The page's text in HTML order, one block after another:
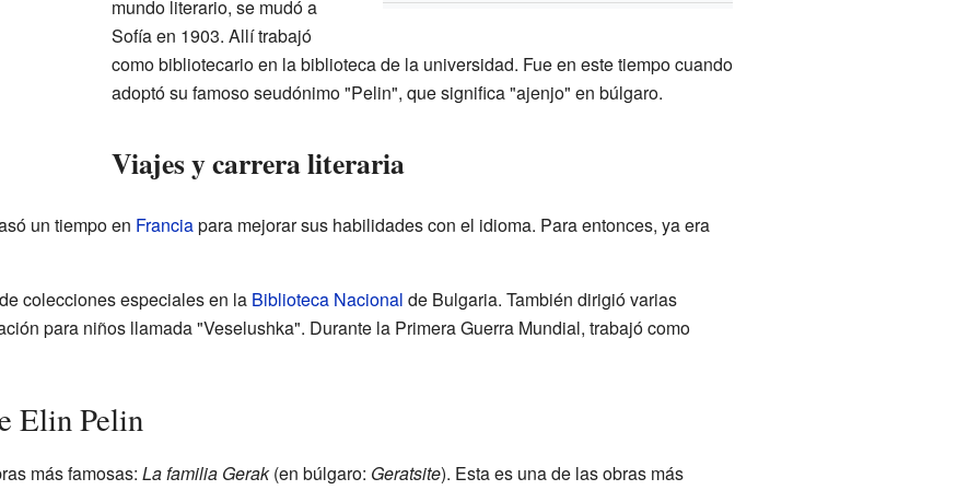
mundo literario, se mudó a
Sofía en 1903. Allí trabajó
como bibliotecario en la biblioteca de la universidad. Fue en este tiempo cuando
adoptó su famoso seudónimo "Pelin", que significa "ajenjo" en búlgaro.
Viajes y carrera literaria
un tiempo en Franciapara mejorar sus habilidades con el idioma. Para entonces, ya era
colecciones especiales en la Biblioteca Nacional de Bulgaria. También dirigió varias
para niños llamada "Veselushka". Durante la Primera Guerra Mundial, trabajó como
Elin Pelin
más famosas: La familia Gerak(en búlgaro: Geratsite). Esta es una de las obras más